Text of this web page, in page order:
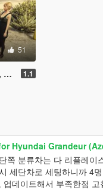
51
1.1
Hyundai Grandeur
쪽 분류차는 다 리플레
세단차로 세팅하니까 4
데이트해서 부족한점